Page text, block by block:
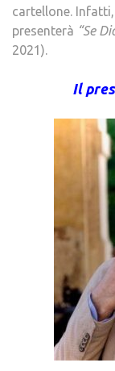
cartellone.
presenterà “Se
2021).
Il